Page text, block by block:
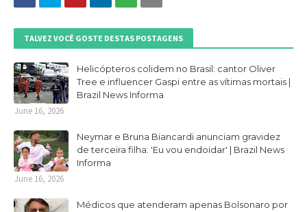
TALVEZ VOCÊ GOSTE DESTAS POSTAGENS
Helicópteros colidem no Brasil: cantor Oliver
Tree e influencer Gaspi entre as vítimas mortais |
Brazil News Informa
June 16, 2026
Neymar e Bruna Biancardi anunciam gravidez
de terceira filha: 'Eu vou endoidar' | Brazil News
Informa
June 16, 2026
Médicos que atenderam apenas Bolsonaro por